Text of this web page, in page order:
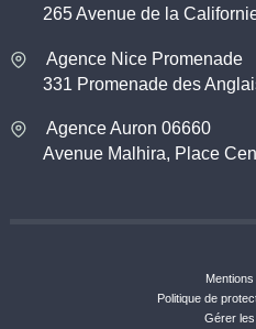
265 Avenue de la
Agence Nice Promenade
331 Promenade des
Agence Auron 06660
Avenue Malhira, Place
Politique de
Gérer